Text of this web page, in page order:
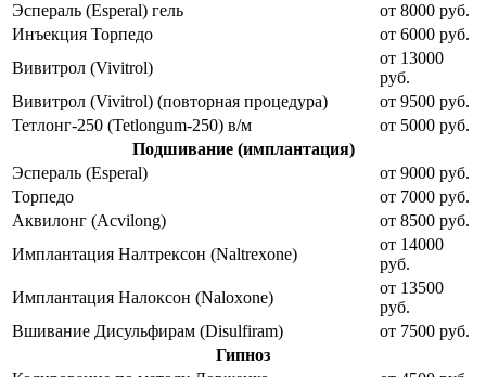
Эспераль (Esperal) гель
от 8000 руб.
Инъекция Торпедо
от 6000 руб.
Вивитрол (Vivitrol)
от 13000
руб.
Вивитрол (Vivitrol) (повторная процедура)
от 9500 руб.
Тетлонг-250 (Tetlongum-250) в/м
от 5000 руб.
Подшивание (имплантация)
Эспераль (Esperal)
от 9000 руб.
Торпедо
от 7000 руб.
Аквилонг (Acvilong)
от 8500 руб.
Имплантация Налтрексон (Naltrexone)
от 14000
руб.
Имплантация Налоксон (Naloxone)
от 13500
руб.
Вшивание Дисульфирам (Disulfiram)
от 7500 руб.
Гипноз